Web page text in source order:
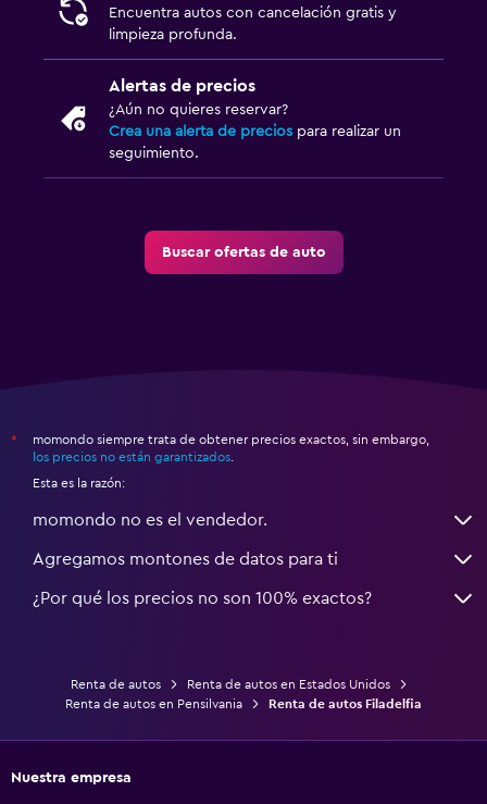
Encuentra autos con cancelación gratis y
limpieza profunda.
Alertas de precios
¿Aún no quieres reservar?
Crea una alerta de precios para realizar un
seguimiento.
Buscar ofertas de auto
*
momondo siempre trata de obtener precios exactos, sin embargo,
los precios no están garantizados
Esta es la razón:
momondo no es el vendedor.
Agregamos montones de datos para ti
¿Por qué los precios no son 100% exactos?
Renta de autos
Renta de autos en Estados Unidos
Renta de autos en Pensilvania
Renta de autos Filadelfia
Nuestra empresa